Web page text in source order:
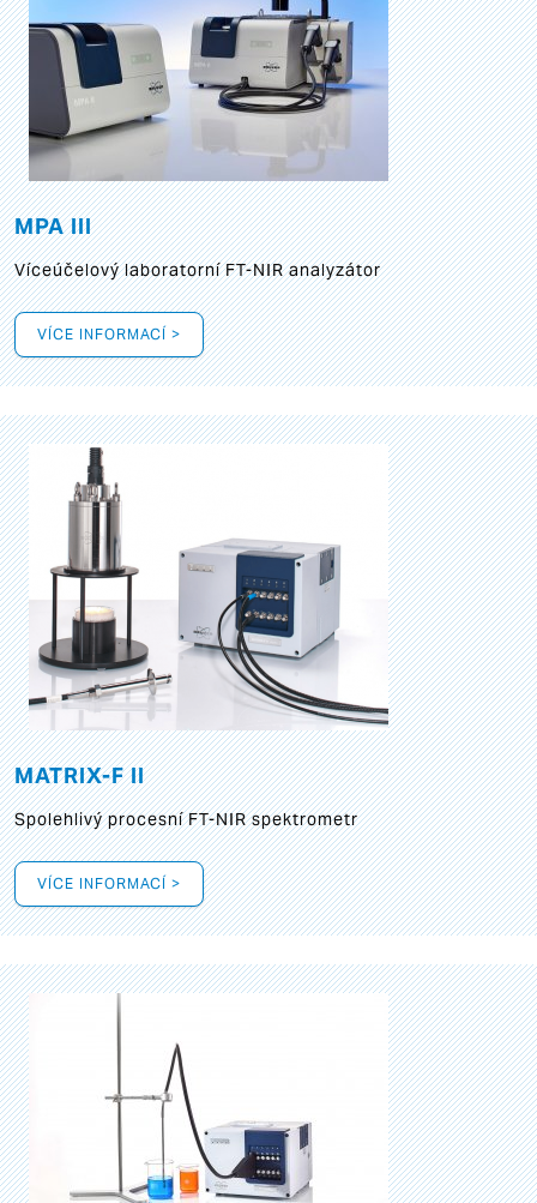
MPA III
Víceúčelový laboratorní FT-NIR analyzátor
VÍCE INFORMACÍ >
MATRIX-F II
Spolehlivý procesní FT-NIR spektrometr
VÍCE INFORMACÍ >